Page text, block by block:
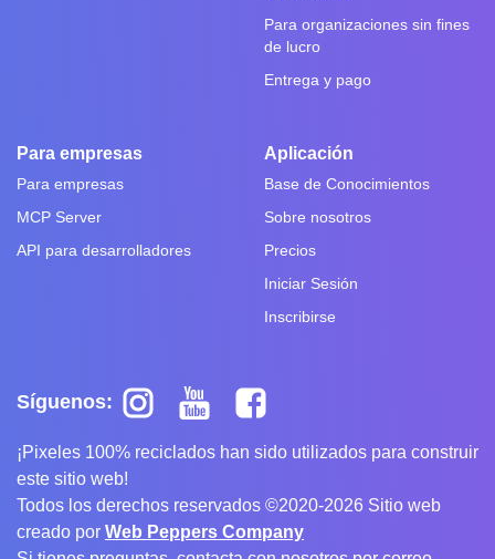
Para organizaciones sin fines
de lucro
Entrega y pago
Para empresas
Para empresas
MCP Server
API para desarrolladores
Aplicación
Base de Conocimientos
Sobre nosotros
Precios
Iniciar Sesión
Inscribirse
Síguenos:
¡Pixeles 100% reciclados han sido utilizados para construir
este sitio web!
Todos los derechos reservados ©2020-2026 Sitio web
creado por Web Peppers Company